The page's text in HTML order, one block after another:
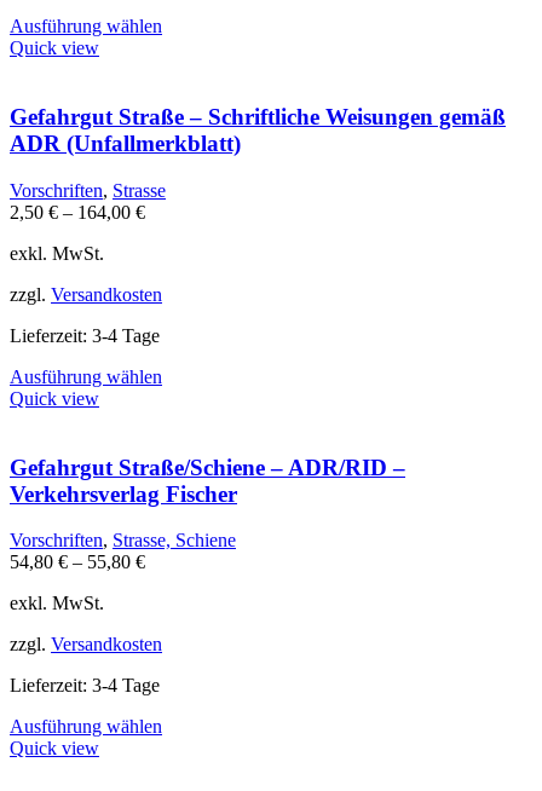
Ausführung wählen
Varianten
auf.
Die
können
werden
Quick view
Gefahrgut Straße – Schriftliche Weisungen gemäß
ADR (Unfallmerkblatt)
Vorschriften, Strasse
2,50 € – 164,00 €
exkl. MwSt.
zzgl. Versandkosten
Lieferzeit: 3-4 Tage
Ausführung wählen
Varianten
auf.
Die
können
werden
Quick view
Gefahrgut Straße/Schiene – ADR/RID –
Verkehrsverlag Fischer
Vorschriften, Strasse, Schiene
54,80 € – 55,80 €
exkl. MwSt.
zzgl. Versandkosten
Lieferzeit: 3-4 Tage
Ausführung wählen
Quick view